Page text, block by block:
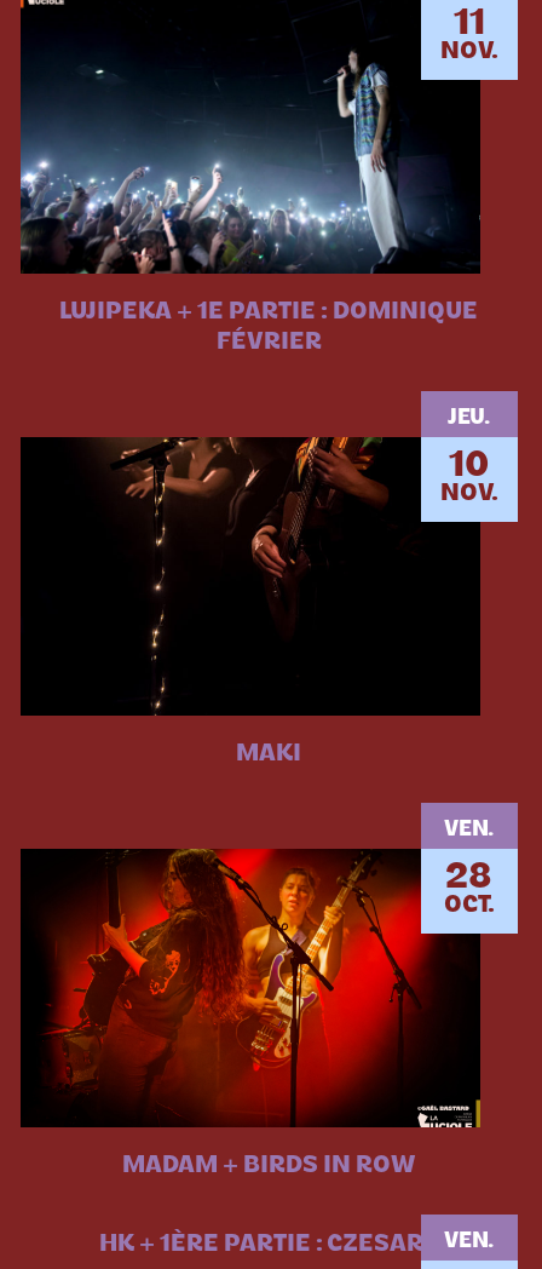
11
NOV.
LUJIPEKA + 1E PARTIE : DOMINIQUE
FÉVRIER
JEU.
10
NOV.
MAKI
VEN.
28
OCT.
MADAM + BIRDS IN ROW
VEN.
HK + 1ÈRE PARTIE : CZESARE